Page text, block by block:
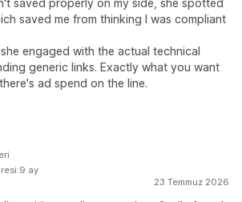
saved properly on my side, she spotted
saved me from thinking I was compliant
engaged with the actual technical
generic links. Exactly what you want
ad spend on the line.
23 Temmuz 2026
ay